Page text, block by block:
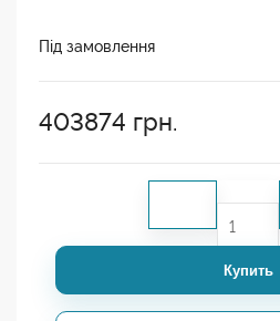
Під замовлення
403874 грн.
Купить